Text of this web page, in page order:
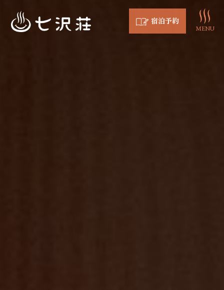
宿泊予約
MENU